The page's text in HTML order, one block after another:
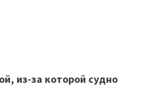
из-за которой судно